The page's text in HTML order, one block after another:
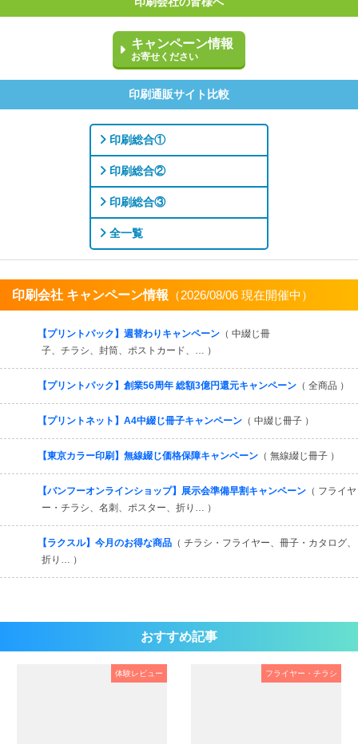
キャンペーン情報
お寄せください
印刷通販サイト比較
印刷総合①
印刷総合②
印刷総合③
全一覧
印刷会社 キャンペーン情報 （2026/08/06 現在開催中）
【プリントパック】週替わりキャンペーン （ 中綴じ冊
子、チラシ、封筒、ポストカード、… ）
【プリントパック】創業56周年 総額3億円還元キャンペーン （ 全商品 ）
【プリントネット】A4中綴じ冊子キャンペーン （ 中綴じ冊子 ）
【東京カラー印刷】無線綴じ価格保障キャンペーン （ 無線綴じ冊子 ）
【バンフーオンラインショップ】展示会準備早割キャンペーン （ フライヤ
ー・チラシ、名刺、ポスター、折り… ）
【ラクスル】今月のお得な商品 （ チラシ・フライヤー、冊子・カタログ、
折り… ）
おすすめ記事
体験レビュー フライヤー・チラシ